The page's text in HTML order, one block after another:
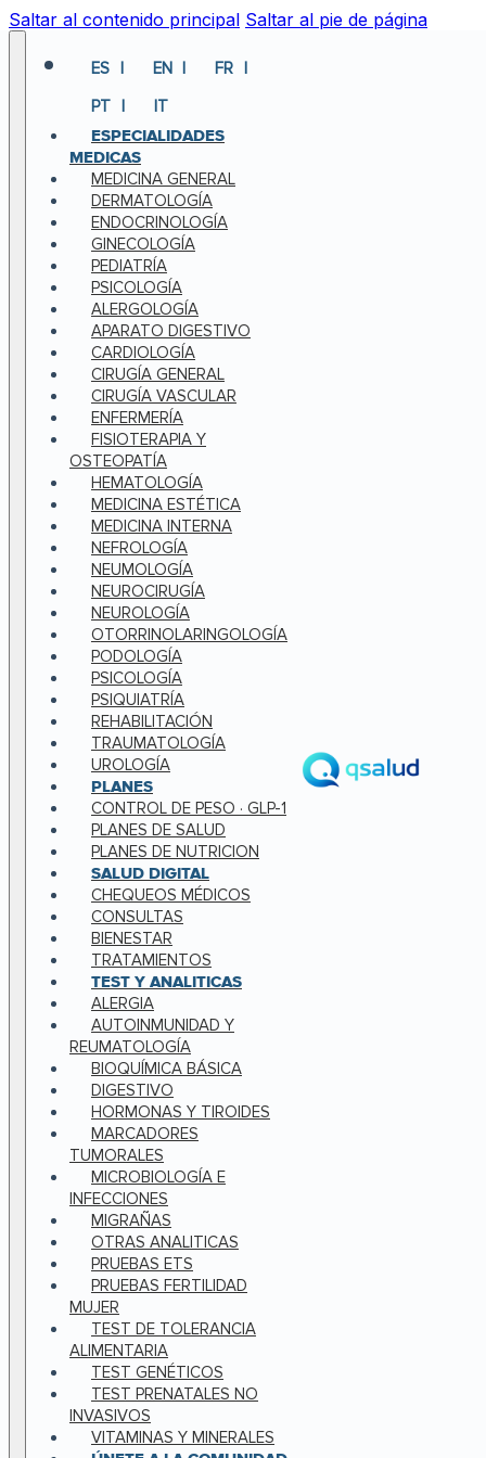
Saltar al contenido principal Saltar al pie de página
ES EN
FR
PT
IT
ESPECIALIDADES
MEDICAS
MEDICINA GENERAL
DERMATOLOGÍA
ENDOCRINOLOGÍA
GINECOLOGÍA
PEDIATRÍA
PSICOLOGÍA
ALERGOLOGÍA
APARATO DIGESTIVO
CARDIOLOGÍA
CIRUGÍA GENERAL
CIRUGÍA VASCULAR
ENFERMERÍA
FISIOTERAPIA Y
OSTEOPATÍA
HEMATOLOGÍA
MEDICINA ESTÉTICA
MEDICINA INTERNA
NEFROLOGÍA
NEUMOLOGÍA
NEUROCIRUGÍA
NEUROLOGÍA
OTORRINOLARINGOLOGÍA
PODOLOGÍA
PSICOLOGÍA
PSIQUIATRÍA
REHABILITACIÓN
TRAUMATOLOGÍA
UROLOGÍA
PLANES
CONTROL DE PESO · GLP-1
PLANES DE SALUD
PLANES DE NUTRICION
SALUD DIGITAL
CHEQUEOS MÉDICOS
CONSULTAS
BIENESTAR
TRATAMIENTOS
TEST Y ANALITICAS
ALERGIA
AUTOINMUNIDAD Y
REUMATOLOGÍA
BIOQUÍMICA BÁSICA
DIGESTIVO
HORMONAS Y TIROIDES
MARCADORES
TUMORALES
MICROBIOLOGÍA E
INFECCIONES
MIGRAÑAS
OTRAS ANALITICAS
PRUEBAS ETS
PRUEBAS FERTILIDAD
MUJER
TEST DE TOLERANCIA
ALIMENTARIA
TEST GENÉTICOS
TEST PRENATALES NO
INVASIVOS
VITAMINAS Y MINERALES